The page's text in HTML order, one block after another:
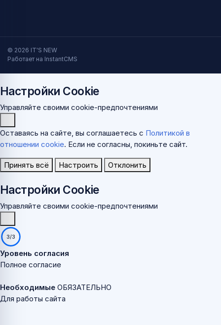
© 2026 IT'S NEW
Работает на InstantCMS
Настройки Cookie
Управляйте своими cookie-предпочтениями
Оставаясь на сайте, вы соглашаетесь с Политикой в
отношении cookie. Если не согласны, покиньте сайт.
Принять всё Настроить Отклонить
Настройки Cookie
Управляйте своими cookie-предпочтениями
3/3
Уровень согласия
Полное согласие
Необходимые ОБЯЗАТЕЛЬНО
Для работы сайта